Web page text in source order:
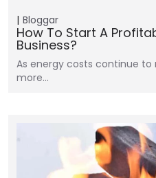
Bloggar
How To Start A
Business?
As energy costs continue to
more…